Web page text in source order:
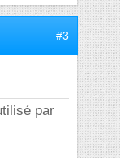
#3
par